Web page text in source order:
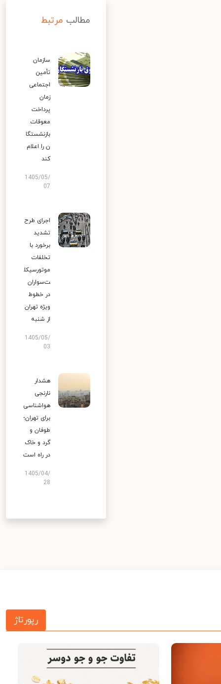
مطالب مرتبط
سازمان
تأمین
اجتماعی
زمان
پرداخت
معوقات
بازنشستگا
ن را اعلام
کند
1405/05/
07
اجرای طرح
تشدید
برخورد با
تخلفات
موتورسیکل
ت‌سواران
در خطوط
ویژه تهران
از شنبه
1405/05/
03
هشدار
نارنجی
هواشناسی
برای تهران؛
طوفان و
گرد و خاک
در راه است
1405/04/
28
رپورتاژ